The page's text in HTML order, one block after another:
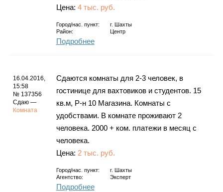
Гороскоп
Фотогалерея
Цена: 4 тыс. руб.
Город/нас. пункт: г.
Шахты
Район:
Центр
Подробнее
16.04.2016,
15:58
№ 137356
Сдаю —
Комната
Сдаются комнаты для 2-3 человек, в
гостинице для вахтовиков и студентов. 15
кв.м, Р-н 10 Магазина. Комнаты с
удобствами. В комнате проживают 2
человека. 2000 + ком. платежи в месяц с
человека.
Цена: 2 тыс. руб.
Город/нас. пункт: г.
Шахты
Агентство:
Эксперт
Подробнее